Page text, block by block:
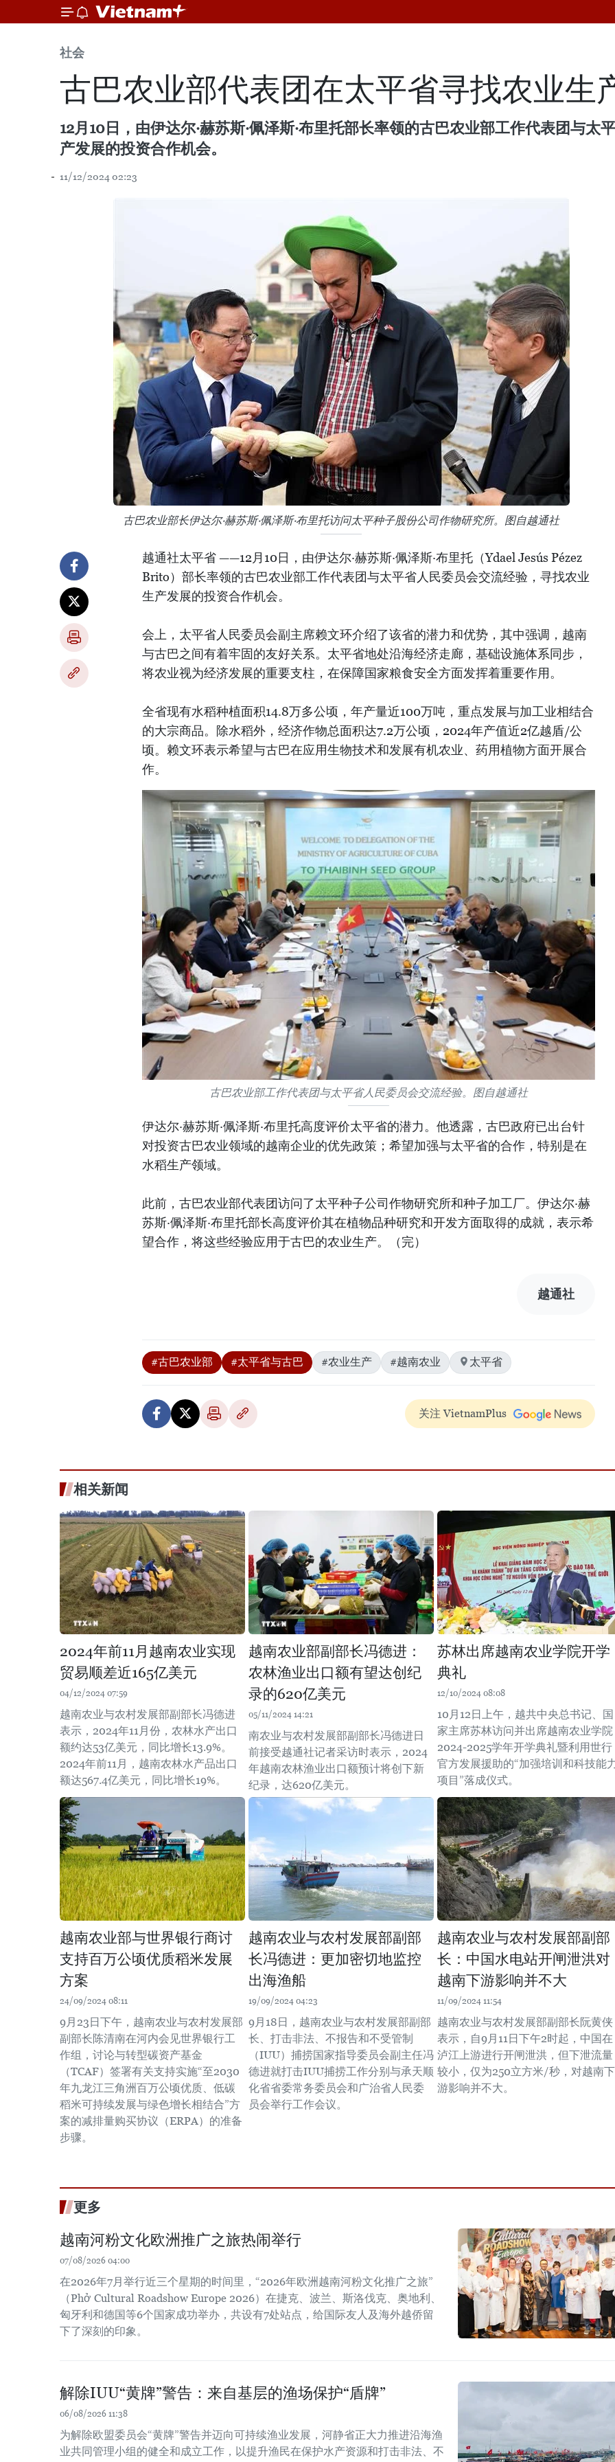
社会
古巴农业部代表团在太平省寻找农业生
12月10日，由伊达尔·赫苏斯·佩泽斯·布里托部长率领的古巴农业部工作代表团与太
产发展的投资合作机会。
11/12/2024 02:23
古巴农业部长伊达尔·赫苏斯·佩泽斯·布里托访问太平种子股份公司作物研究所。图自越通社
越通社太平省 ——12月10日，由伊达尔·赫苏斯·佩泽斯·布里托（Ydael Jesús Pézez
Brito）部长率领的古巴农业部工作代表团与太平省人民委员会交流经验，寻找农业
生产发展的投资合作机会。
会上，太平省人民委员会副主席赖文环介绍了该省的潜力和优势，其中强调，越南
与古巴之间有着牢固的友好关系。太平省地处沿海经济走廊，基础设施体系同步，
将农业视为经济发展的重要支柱，在保障国家粮食安全方面发挥着重要作用。
全省现有水稻种植面积14.8万多公顷，年产量近100万吨，重点发展与加工业相结合
的大宗商品。除水稻外，经济作物总面积达7.2万公顷，2024年产值近2亿越盾/公
顷。赖文环表示希望与古巴在应用生物技术和发展有机农业、药用植物方面开展合
作。
古巴农业部工作代表团与太平省人民委员会交流经验。图自越通社
伊达尔·赫苏斯·佩泽斯·布里托高度评价太平省的潜力。他透露，古巴政府已出台针
对投资古巴农业领域的越南企业的优先政策；希望加强与太平省的合作，特别是在
水稻生产领域。
此前，古巴农业部代表团访问了太平种子公司作物研究所和种子加工厂。伊达尔·赫
苏斯·佩泽斯·布里托部长高度评价其在植物品种研究和开发方面取得的成就，表示希
望合作，将这些经验应用于古巴的农业生产。（完）
越通社
#古巴农业部 #太平省与古巴 #农业生产 #越南农业 太平省
关注 VietnamPlus
相关新闻
2024年前11月越南农业实现
贸易顺差近165亿美元
04/12/2024 07:59
越南农业与农村发展部副部长冯德进
表示，2024年11月份，农林水产出口
额约达53亿美元，同比增长13.9%。
2024年前11月，越南农林水产品出口
额达567.4亿美元，同比增长19%。
越南农业部副部长冯德进：
农林渔业出口额有望达创纪
录的620亿美元
05/11/2024 14:21
南农业与农村发展部副部长冯德进日
前接受越通社记者采访时表示，2024
年越南农林渔业出口额预计将创下新
纪录，达620亿美元。
苏林出席越南农业学院开学
典礼
12/10/2024 08:08
10月12日上午，越共中央总书记、国
家主席苏林访问并出席越南农业学院
2024-2025学年开学典礼暨利用世行
官方发展援助的“加强培训和科技能
项目”落成仪式。
越南农业部与世界银行商讨
支持百万公顷优质稻米发展
方案
24/09/2024 08:11
9月23日下午，越南农业与农村发展部
副部长陈清南在河内会见世界银行工
作组，讨论与转型碳资产基金
（TCAF）签署有关支持实施“至2030
年九龙江三角洲百万公顷优质、低碳
稻米可持续发展与绿色增长相结合”方
案的减排量购买协议（ERPA）的准备
步骤。
越南农业与农村发展部副部
长冯德进：更加密切地监控
出海渔船
19/09/2024 04:23
9月18日，越南农业与农村发展部副部
长、打击非法、不报告和不受管制
（IUU）捕捞国家指导委员会副主任冯
德进就打击IUU捕捞工作分别与承天顺
化省省委常务委员会和广治省人民委
员会举行工作会议。
越南农业与农村发展部副部
长：中国水电站开闸泄洪对
越南下游影响并不大
11/09/2024 11:54
越南农业与农村发展部副部长阮黄侠
表示，自9月11日下午2时起，中国在
泸江上游进行开闸泄洪，但下泄流量
较小，仅为250立方米/秒，对越南下
游影响并不大。
更多
越南河粉文化欧洲推广之旅热闹举行
07/08/2026 04:00
在2026年7月举行近三个星期的时间里，“2026年欧洲越南河粉文化推广之旅”
（Phở Cultural Roadshow Europe 2026）在捷克、波兰、斯洛伐克、奥地利、
匈牙利和德国等6个国家成功举办，共设有7处站点，给国际友人及海外越侨留
下了深刻的印象。
解除IUU“黄牌”警告：来自基层的渔场保护“盾牌”
06/08/2026 11:38
为解除欧盟委员会“黄牌”警告并迈向可持续渔业发展，河静省正大力推进沿海渔
业共同管理小组的健全和成立工作，以提升渔民在保护水产资源和打击非法、不